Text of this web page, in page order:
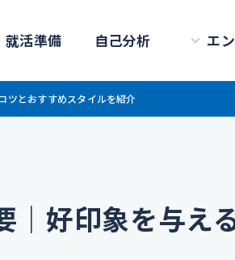
就活準備 自己分析 エ
ツとおすすめスタイルを紹介
｜好印象を与え